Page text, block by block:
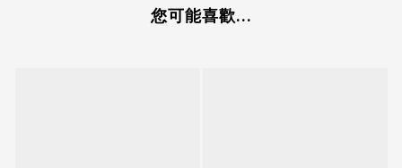
您可能喜歡...